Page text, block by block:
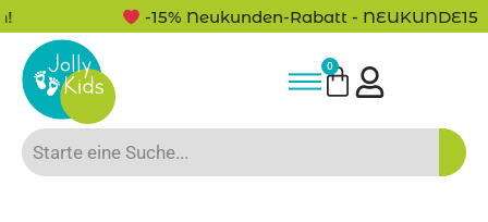
-15% Neukunden-Rabatt - NEUKUNDE15
0